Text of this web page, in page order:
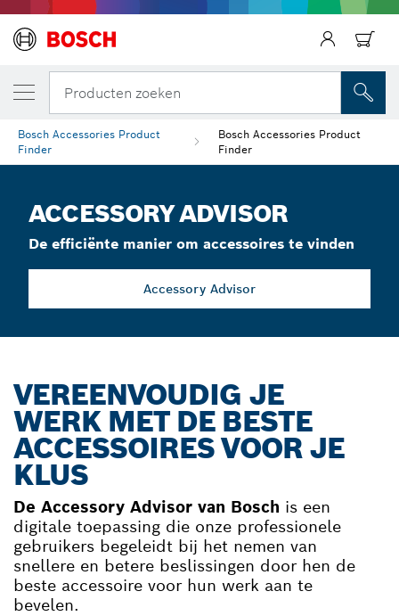
Producten zoeken
Bosch Accessories Product
Finder
Bosch Accessories Product
Finder
ACCESSORY ADVISOR
De efficiënte manier om accessoires te vinden
Accessory Advisor
VEREENVOUDIG JE
WERK MET DE BESTE
ACCESSOIRES VOOR JE
KLUS
De Accessory Advisor van Bosch is een
digitale toepassing die onze professionele
gebruikers begeleidt bij het nemen van
snellere en betere beslissingen door hen de
beste accessoire voor hun werk aan te
bevelen.